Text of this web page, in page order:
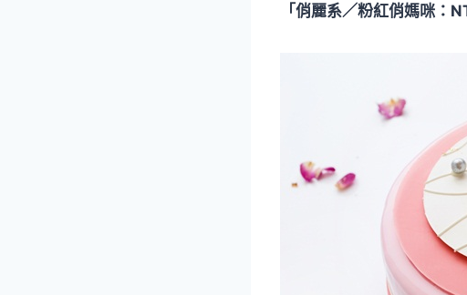
「俏麗系／粉紅俏媽咪：